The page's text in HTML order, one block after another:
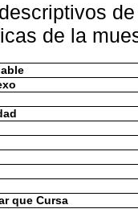
de la
que Cursa